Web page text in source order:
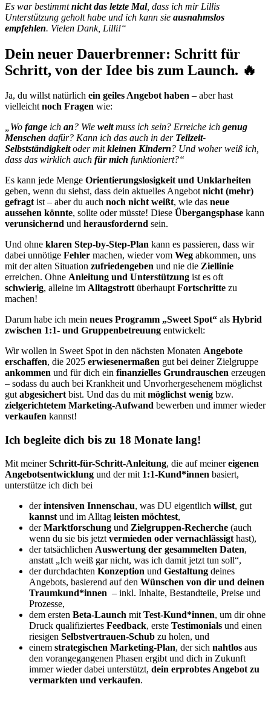
Es war bestimmtnicht das letzte Mal, dass ich mir Lillis
Unterstützung geholt habe und ich kann sie ausnahmslos
empfehlen. Vielen Dank, Lilli!“
Dein neuer Dauerbrenner: Schritt für
Schritt, von der Idee bis zum Launch. 🔥
Ja, du willst natürlich ein geiles Angebot haben – aber hast
vielleichtnoch Fragen wie:
„Wo fange ich an? Wie weitmuss ich sein? Erreiche ich genug
Menschen dafür? Kann ich das auch in der Teilzeit-
Selbstständigkeitoder mitkleinen Kindern? Und woher weiß ich,
dass das wirklich auch für mich funktioniert?“
Es kann jede Menge Orientierungslosigkeit und Unklarheiten
geben, wenn du siehst, dass dein aktuelles Angebotnicht (mehr)
gefragtist – aber du auch noch nicht weißt, wie das neue
aussehen könnte, sollte oder müsste! Diese Übergangsphase kann
verunsichernd und herausfordernd sein.
Und ohne klaren Step-by-Step-Plan kann es passieren, dass wir
dabei unnötige Fehler machen, wieder vom Weg abkommen, uns
mit der alten Situation zufriedengeben und nie die Ziellinie
erreichen. Ohne Anleitung und Unterstützung ist es oft
schwierig, alleine im AlltagstrottüberhauptFortschritte zu
machen!
Darum habe ich mein neues Programm „Sweet Spot“ als Hybrid
zwischen 1:1- und Gruppenbetreuung entwickelt:
Wir wollen in Sweet Spot in den nächsten Monaten Angebote
erschaffen, die 2025 erwiesenermaßen gut bei deiner Zielgruppe
ankommen und für dich ein finanzielles Grundrauschen erzeugen
– sodass du auch bei Krankheit und Unvorhergesehenem möglichst
gutabgesichertbist. Und das du mitmöglichst wenig bzw.
zielgerichtetem Marketing-Aufwand bewerben und immer wieder
verkaufen kannst!
Ich begleite dich bis zu 18 Monate lang!
Mit meinerSchritt-für-Schritt-Anleitung, die auf meinereigenen
Angebotsentwicklung und der mit 1:1-Kund*innen basiert,
unterstütze ich dich bei
derintensiven Innenschau, was DU eigentlich willst, gut
kannst und im Alltag leisten möchtest,
derMarktforschung und Zielgruppen-Recherche (auch
wenn du sie bis jetzt vermieden oder vernachlässigt hast),
der tatsächlichen Auswertung der gesammelten Daten,
anstatt „Ich weiß gar nicht, was ich damit jetzt tun soll“,
der durchdachten Konzeption und Gestaltung deines
Angebots, basierend auf den Wünschen von dir und deinen
Traumkund*innen – inkl. Inhalte, Bestandteile, Preise und
Prozesse,
dem ersten Beta-Launch mit Test-Kund*innen, um dir ohne
Druck qualifiziertes Feedback, erste Testimonials und einen
riesigen Selbstvertrauen-Schub zu holen, und
einem strategischen Marketing-Plan, der sich nahtlos aus
den vorangegangenen Phasen ergibt und dich in Zukunft
immer wieder dabei unterstützt, dein erprobtes Angebot zu
vermarkten und verkaufen.